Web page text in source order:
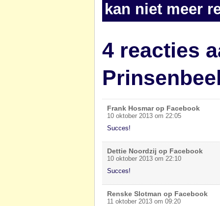
kan niet meer
4 reacties
Frank Hosmar op Facebook
10 oktober 2013 om 22:05
Succes!
Dettie Noordzij op Facebook
10 oktober 2013 om 22:10
Succes!
Renske Slotman op Facebook
11 oktober 2013 om 09:20